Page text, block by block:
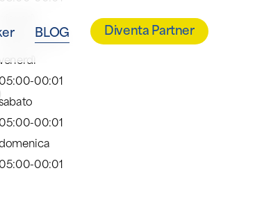
BLOG Diventa Partner
00:01
venerdì
00:01
05:00-00:01
05:00-00:01